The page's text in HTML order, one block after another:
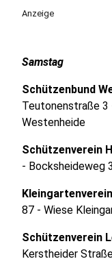
Anzeige
Samstag
Schützenbund
Teutonenstraße
Westenheide
Schützenverein
- Bocksheideweg
87 - Wiese
Schützenverein
Kerstheider